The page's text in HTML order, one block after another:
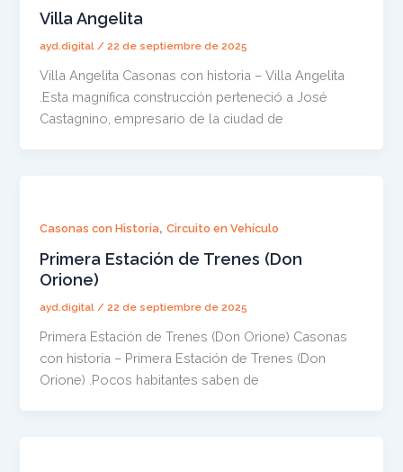
Villa Angelita
ayd.digital/22 de septiembre de 2025
Villa Angelita Casonas con historia – Villa Angelita
.Esta magnífica construcción perteneció a José
Castagnino, empresario de la ciudad de
Casonas con Historia,Circuito en Vehículo
Primera Estación de Trenes (Don
Orione)
ayd.digital/22 de septiembre de 2025
Primera Estación de Trenes (Don Orione) Casonas
con historia – Primera Estación de Trenes (Don
Orione) .Pocos habitantes saben de